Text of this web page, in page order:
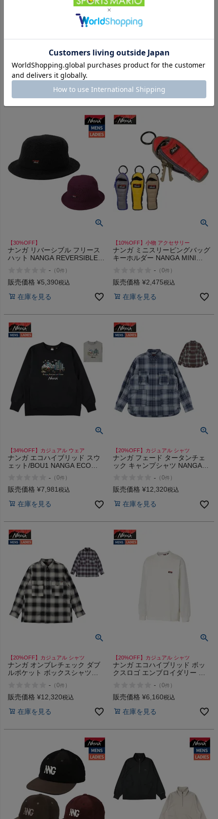
クスロゴ エンブロイダリー ロ
ECO HYBRID BOX LOGO
EMBROIDERY L/S TEE
-（0件 ）
販売価格 ¥6,160 税込
クスロゴ ロングスリーブTシャ
ツ NANGA ECO HYBRID BOX
LOGO L/S TEE
-（ 0件）
在庫を見る
【30%OFF】
ナンガ リバーシブル フリース
ハット NANGA REVERSIBLE
- （0件 ）
販売価格 ¥5,390税込
在庫を見る
【10%OFF】小物 アクセサリー
ナンガ ミニスリーピングバッグ
キーホルダー NANGA MINI
- （0件 ）
販売価格 ¥2,475税込
在庫を見る
【34%OFF】カジュアル ウェア
ナンガ エコハイブリッド スウ
ェット/BOU1 NANGA ECO
レット セール- （0件 ）
販売価格 ¥7,981税込
在庫を見る
【20%OFF】カジュアル シャツ
ナンガ フェード タータンチェ
ック キャンプシャツ NANGA
- （0件 ）
販売価格 ¥12,320税込
在庫を見る
【20%OFF】カジュアル シャツ
ナンガ オンブレチェック ダブ
ルポケット ボックスシャツ
- （0件 ）
販売価格 ¥12,320税込
在庫を見る
【20%OFF】カジュアル シャツ
ナンガ エコハイブリッド ボッ
クスロゴ エンブロイダリー ロ
ECO HYBRID BOX LOGO
EMBROIDERY L/S TEE
- （0件 ）
販売価格 ¥6,160税込
在庫を見る